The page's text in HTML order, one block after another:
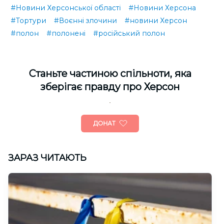
#Новини Херсонської області
#Новини Херсона
#Тортури
#Воєнні злочини
#новини Херсон
#полон
#полонені #російський полон
Cтаньте частиною спільноти, яка
зберігає правду про Херсон
ДОНАТ
ЗАРАЗ ЧИТАЮТЬ